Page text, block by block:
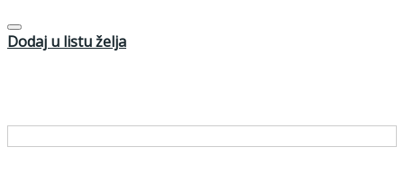
Dodaj u listu želja